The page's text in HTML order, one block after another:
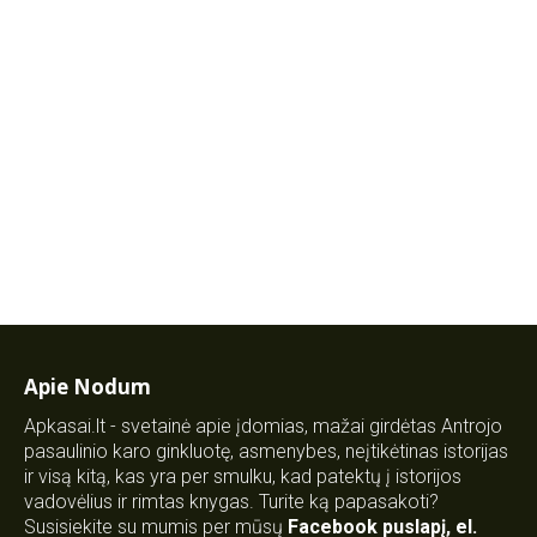
Apie Nodum
Apkasai.lt - svetainė apie įdomias, mažai girdėtas Antrojo
pasaulinio karo ginkluotę, asmenybes, neįtikėtinas istorijas
ir visą kitą, kas yra per smulku, kad patektų į istorijos
vadovėlius ir rimtas knygas. Turite ką papasakoti?
Susisiekite su mumis per mūsų Facebook puslapį, el.